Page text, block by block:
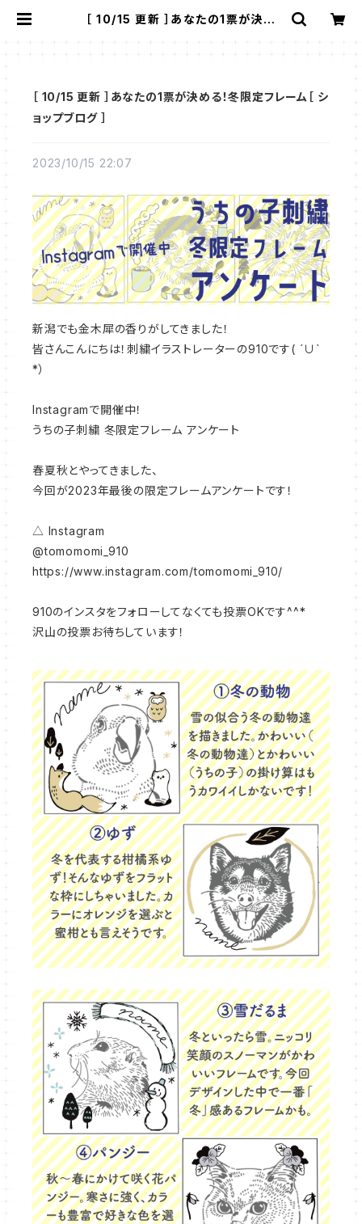
［ 10/15 更新 ］あなたの1票が決め
［ 10/15 更新 ］あなたの1票が決める！冬限定フレーム［ シ
ョップブログ ］
2023/10/15 22:07
新潟でも金木犀の香りがしてきました！
皆さんこんにちは！刺繍イラストレーターの910です( ´∪`
*）
Instagramで開催中！
うちの子刺繍 冬限定フレーム アンケート
春夏秋とやってきました、
今回が2023年最後の限定フレームアンケートです！
△ Instagram
@tomomomi_910
https://www.instagram.com/tomomomi_910/
910のインスタをフォローしてなくても投票OKです^^*
沢山の投票お待ちしています！